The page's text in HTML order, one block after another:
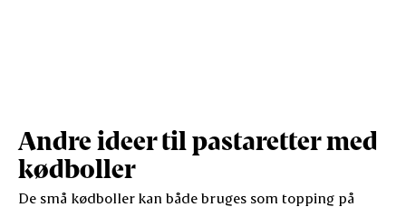
Andre ideer til pastaretter med
kødboller
De små kødboller kan både bruges som topping på